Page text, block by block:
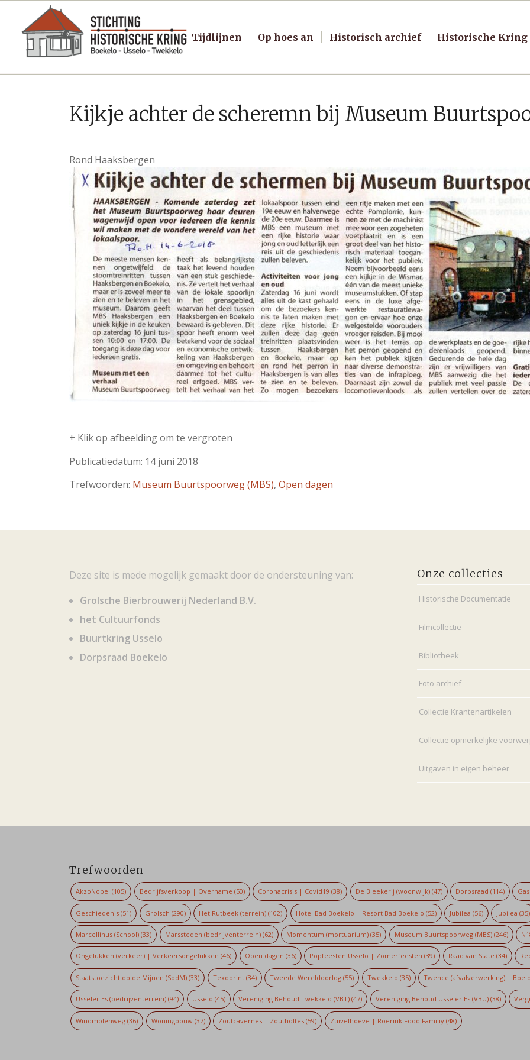
Tijdlijnen Op hoes an Historisch archief Historische Kring
Kijkje achter de scheremn bij Museum
Rond Haaksbergen
+ Klik op afbeelding om te vergroten
Publicatiedatum: 14 juni 2018
Trefwoorden: Museum Buurtspoorweg (MBS),Open dagen
Deze site is mede mogelijk gemaakt door de ondersteuning van:
Grolsche Bierbrouwerij Nederland B.V.
het Cultuurfonds
Buurtkring Usselo
Dorpsraad Boekelo
Onze collecties
Historische Documentatie
Filmcollectie
Bibliotheek
Foto archief
Collectie Krantenartikelen
Collectie opmerkelijke
Uitgaven in eigen beheer
Trefwoorden
AkzoNobel (105) Bedrijfsverkoop | Overname (50) Coronacrisis | Covid19 (38) De Bleekerij (woonwijk)(47) Dorpsraad (114)
Geschiedenis (51) Grolsch (290) Het Rutbeek (terrein) (102) Hotel Bad Boekelo | Resort Bad Boekelo (52) Jubilea (56) Jubilea (35)
Marcellinus (School) (33) Marssteden (bedrijventerrein)(62) Momentum (mortuarium) (35) Museum Buurtspoorweg (MBS)(246)
Ongelukken (verkeer) | Verkeersongelukken (46) Open dagen (36) Popfeesten Usselo | Zomerfeesten (39) Raad van State (34)
Staatstoezicht op de Mijnen (SodM) (33) Texoprint(34) Tweede Wereldoorlog (55) Twekkelo (35) Twence (afvalverwerking) |
Usseler Es (bedrijventerrein) (94) Usselo (45) Vereniging Behoud Twekkelo (VBT) (47) Vereniging Behoud Usseler Es (VBU)(38)
Windmolenweg (36) Woningbouw(37) Zoutcavernes | Zoutholtes (59) Zuivelhoeve | Roerink Food Familiy(48)